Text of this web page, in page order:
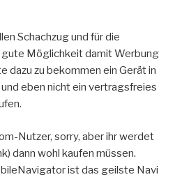
Schachzug und für die
gute Möglichkeit damit Werbung
dazu zu bekommen ein Gerät in
und eben nicht ein vertragsfreies
Nutzer, sorry, aber ihr werdet
dann wohl kaufen müssen.
ist das geilste Navi